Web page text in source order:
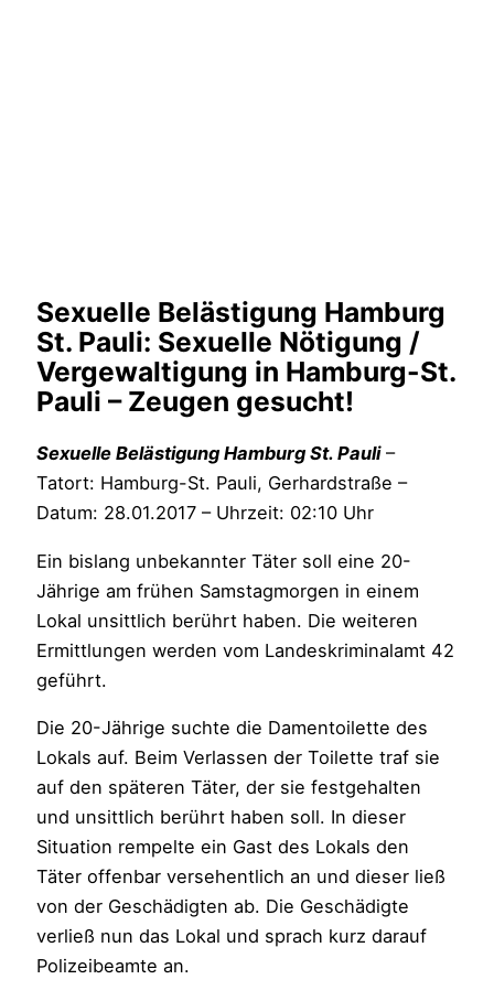
Sexuelle Belästigung Hamburg
St. Pauli: Sexuelle Nötigung /
Vergewaltigung in Hamburg-St.
Pauli – Zeugen gesucht!
Sexuelle Belästigung Hamburg St. Pauli–
Tatort: Hamburg-St. Pauli, Gerhardstraße –
Datum: 28.01.2017 – Uhrzeit: 02:10 Uhr
Ein bislang unbekannter Täter soll eine 20-
Jährige am frühen Samstagmorgen in einem
Lokal unsittlich berührt haben. Die weiteren
Ermittlungen werden vom Landeskriminalamt 42
geführt.
Die 20-Jährige suchte die Damentoilette des
Lokals auf. Beim Verlassen der Toilette traf sie
auf den späteren Täter, der sie festgehalten
und unsittlich berührt haben soll. In dieser
Situation rempelte ein Gast des Lokals den
Täter offenbar versehentlich an und dieser ließ
von der Geschädigten ab. Die Geschädigte
verließ nun das Lokal und sprach kurz darauf
Polizeibeamte an.